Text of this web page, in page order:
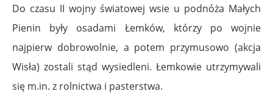
Do czasu II wojny światowej wsie u podnóża Małych
Pienin były osadami Łemków, którzy po wojnie
najpierw dobrowolnie, a potem przymusowo (akcja
Wisła) zostali stąd wysiedleni. Łemkowie utrzymywali
się m.in. z rolnictwa i pasterstwa.